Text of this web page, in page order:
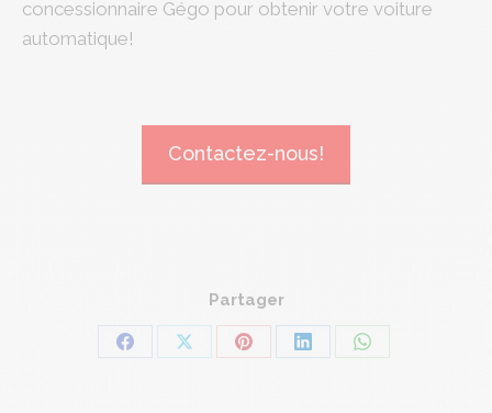
concessionnaire Gégo pour obtenir votre voiture
automatique!
Contactez-nous!
Partager
Share
Share
Share
Share
Share